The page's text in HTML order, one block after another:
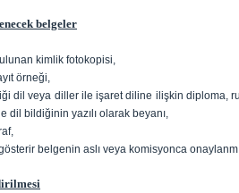
belgeler
kimlik fotokopisi,
örneği,
dil veya diller ile işaret diline ilişkin diploma,
dil bildiğinin yazılı olarak beyanı,
belgenin aslı veya komisyonca